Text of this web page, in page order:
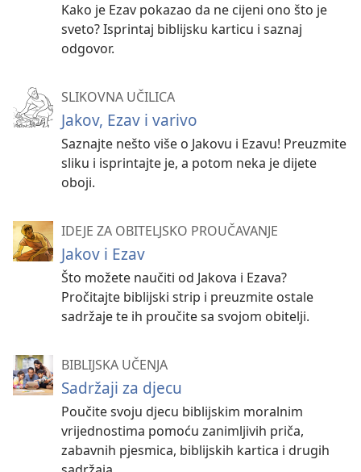
Kako je Ezav pokazao da ne cijeni ono što je
sveto? Isprintaj biblijsku karticu i saznaj
odgovor.
SLIKOVNA UČILICA
Jakov, Ezav i varivo
Saznajte nešto više o Jakovu i Ezavu! Preuzmite
sliku i isprintajte je, a potom neka je dijete
oboji.
IDEJE ZA OBITELJSKO PROUČAVANJE
Jakov i Ezav
Što možete naučiti od Jakova i Ezava?
Pročitajte biblijski strip i preuzmite ostale
sadržaje te ih proučite sa svojom obitelji.
BIBLIJSKA UČENJA
Sadržaji za djecu
Poučite svoju djecu biblijskim moralnim
vrijednostima pomoću zanimljivih priča,
zabavnih pjesmica, biblijskih kartica i drugih